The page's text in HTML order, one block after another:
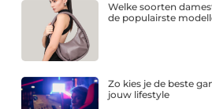
Welke soorten
de populairste
Zo kies je de beste
jouw lifestyle